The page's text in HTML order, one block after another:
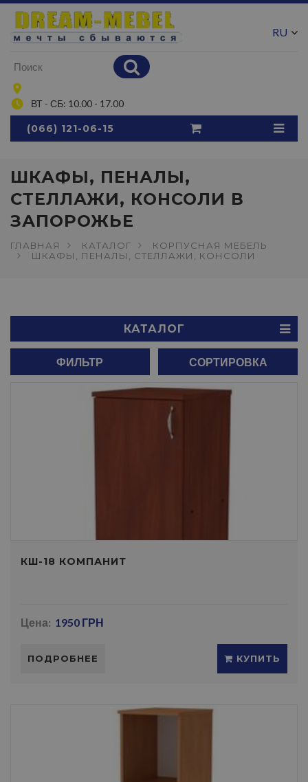
ВТ - СБ: 10.00 - 17.00
RU
(066) 121-06-15
ШКАФЫ, ПЕНАЛЫ,
СТЕЛЛАЖИ, КОНСОЛИ В
ЗАПОРОЖЬЕ
ГЛАВНАЯ КАТАЛОГ
КОРПУСНАЯ МЕБЕЛЬ
ШКАФЫ, ПЕНАЛЫ, СТЕЛЛАЖИ, КОНСОЛИ
КАТАЛОГ
ФИЛЬТР СОРТИРОВКА
КШ-18 КОМПАНИТ
Цена: 1950 ГРН
ПОДРОБНЕЕ КУПИТЬ